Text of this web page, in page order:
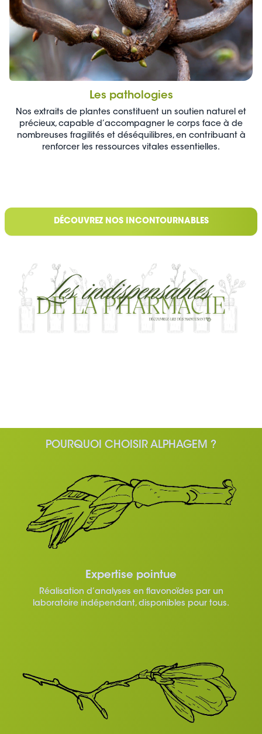
Les pathologies
Nos extraits de plantes constituent un soutien naturel et
précieux, capable d’accompagner le corps face à de
nombreuses fragilités et déséquilibres, en contribuant à
renforcer les ressources vitales essentielles.
DÉCOUVREZ NOS INCONTOURNABLES
POURQUOI CHOISIR ALPHAGEM ?
Expertise pointue
Réalisation d’analyses en flavonoïdes par un
laboratoire indépendant, disponibles pour tous.